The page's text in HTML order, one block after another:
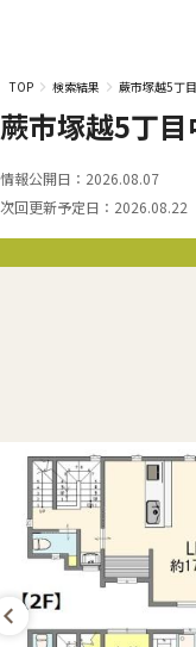
TOP
検索結果 蕨市塚越5丁
蕨市塚越5丁
情報公開日： 2026.08.07
次回更新予定日： 2026.08.22